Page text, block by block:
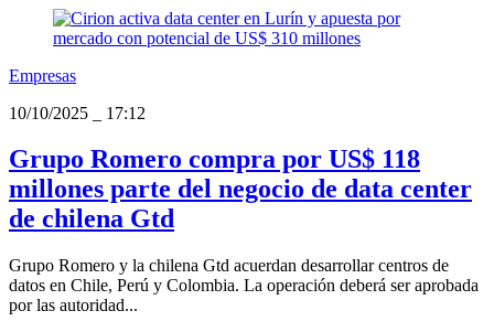
Empresas
10/10/2025
17:12
Grupo Romero compra por US$ 118
millones parte del negocio de data center
de chilena Gtd
Grupo Romero y la chilena Gtd acuerdan desarrollar centros de
datos en Chile, Perú y Colombia. La operación deberá ser aprobada
por las autoridad...